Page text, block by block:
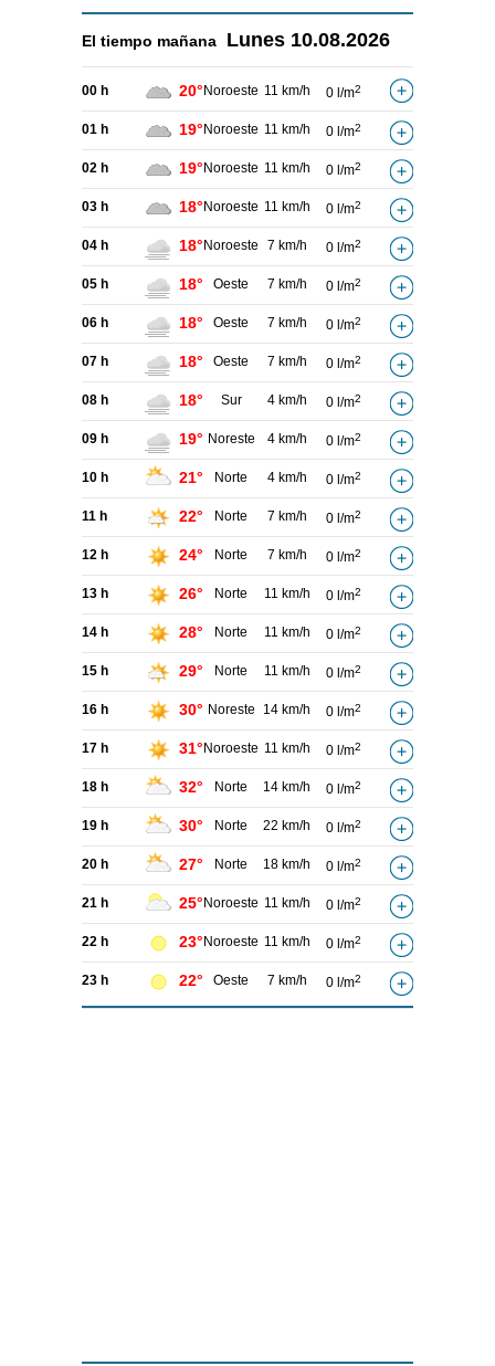
El tiempo mañana Lunes 10.08.2026
00 h 20° Noroeste 11 km/h 0 l/m2
01 h 19° Noroeste 11 km/h 0 l/m2
02 h 19° Noroeste 11 km/h 0 l/m2
03 h 18° Noroeste 11 km/h 0 l/m2
04 h 18° Noroeste 7 km/h 0 l/m2
05 h 18° Oeste 7 km/h 0 l/m2
06 h 18° Oeste 7 km/h 0 l/m2
07 h 18° Oeste 7 km/h 0 l/m2
08 h 18° Sur 4 km/h 0 l/m2
09 h 19° Noreste 4 km/h 0 l/m2
10 h 21° Norte 4 km/h 0 l/m2
11 h 22° Norte 7 km/h 0 l/m2
12 h 24° Norte 7 km/h 0 l/m2
13 h 26° Norte 11 km/h 0 l/m2
14 h 28° Norte 11 km/h 0 l/m2
15 h 29° Norte 11 km/h 0 l/m2
16 h 30° Noreste 14 km/h 0 l/m2
17 h 31° Noroeste 11 km/h 0 l/m2
18 h 32° Norte 14 km/h 0 l/m2
19 h 30° Norte 22 km/h 0 l/m2
20 h 27° Norte 18 km/h 0 l/m2
21 h 25° Noroeste 11 km/h 0 l/m2
22 h 23° Noroeste 11 km/h 0 l/m2
23 h 22° Oeste 7 km/h 0 l/m2